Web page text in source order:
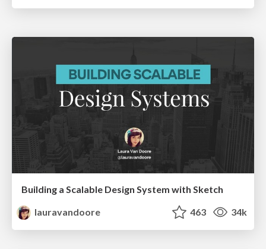
Building a Scalable Design System with Sketch
lauravandoore
463 34k